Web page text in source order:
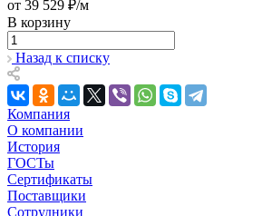
от 39 529 ₽/м
В корзину
Назад к списку
Компания
О компании
История
ГОСТы
Сертификаты
Поставщики
Сотрудники